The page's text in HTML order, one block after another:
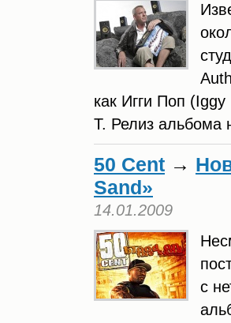
как Игги Поп
T. Релиз альбома
50 Cent →
Sand»
14.01.2009
с